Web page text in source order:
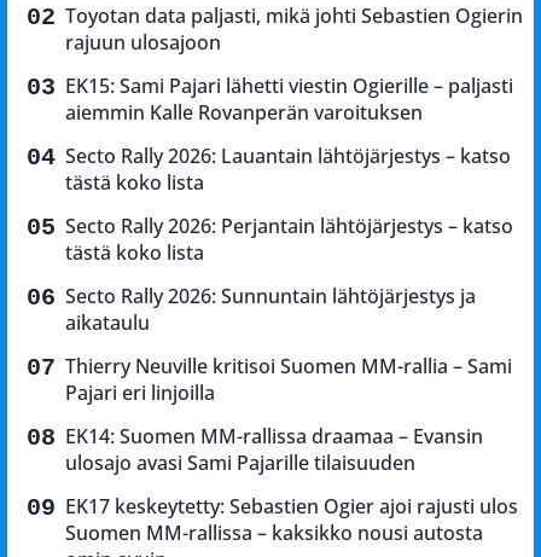
Toyotan data paljasti, mikä johti Sebastien Ogierin
rajuun ulosajoon
EK15: Sami Pajari lähetti viestin Ogierille – paljasti
aiemmin Kalle Rovanperän varoituksen
Secto Rally 2026: Lauantain lähtöjärjestys – katso
tästä koko lista
Secto Rally 2026: Perjantain lähtöjärjestys – katso
tästä koko lista
Secto Rally 2026: Sunnuntain lähtöjärjestys ja
aikataulu
Thierry Neuville kritisoi Suomen MM-rallia – Sami
Pajari eri linjoilla
EK14: Suomen MM-rallissa draamaa – Evansin
ulosajo avasi Sami Pajarille tilaisuuden
EK17 keskeytetty: Sebastien Ogier ajoi rajusti ulos
Suomen MM-rallissa – kaksikko nousi autosta